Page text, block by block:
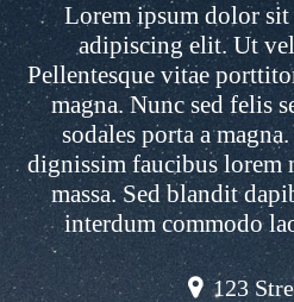
Lorem ipsum dolor sit
adipiscing elit. Ut
Pellentesque vitae
magna. Nunc sed felis
sodales porta a
dignissim faucibus lorem
massa. Sed blandit
interdum commodo
123